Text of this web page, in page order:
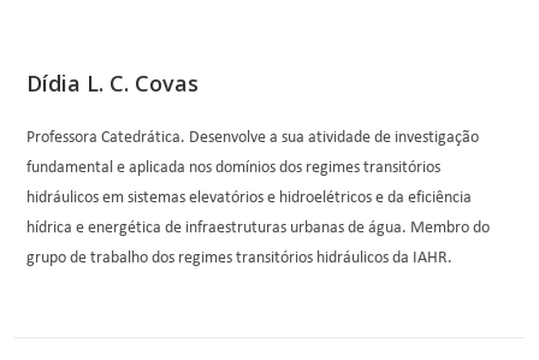
Dídia L. C. Covas
Professora Catedrática. Desenvolve a sua atividade de investigação
fundamental e aplicada nos domínios dos regimes transitórios
hidráulicos em sistemas elevatórios e hidroelétricos e da eficiência
hídrica e energética de infraestruturas urbanas de água. Membro do
grupo de trabalho dos regimes transitórios hidráulicos da IAHR.